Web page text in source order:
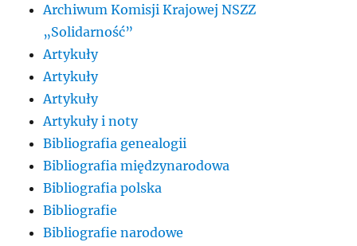
Archiwum Komisji Krajowej NSZZ
„Solidarność”
Artykuły
Artykuły
Artykuły
Artykuły i noty
Bibliografia genealogii
Bibliografia międzynarodowa
Bibliografia polska
Bibliografie
Bibliografie narodowe